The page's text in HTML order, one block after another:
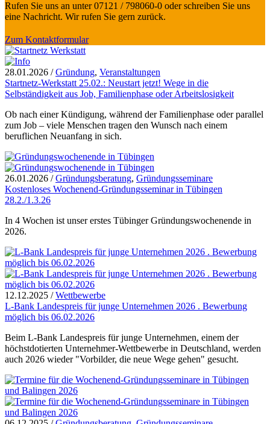
Rufen Sie uns an unter 07121 / 798060-0 oder schreiben Sie uns
eine Nachricht. Wir rufen Sie gern zurück.
Zum Kontaktformular
28.01.2026 /Gründung, Veranstaltungen
Startnetz-Werkstatt 25.02.: Neustart jetzt! Wege in die
Selbständigkeit aus Job, Familienphase oder Arbeitslosigkeit
Ob nach einer Kündigung, während der Familienphase oder parallel
zum Job – viele Menschen tragen den Wunsch nach einem
beruflichen Neuanfang in sich.
26.01.2026 /Gründungsberatung, Gründungsseminare
Kostenloses Wochenend-Gründungsseminar in Tübingen
28.2./1.3.26
In 4 Wochen ist unser erstes Tübinger Gründungswochenende in
2026.
12.12.2025 /Wettbewerbe
L-Bank Landespreis für junge Unternehmen 2026 . Bewerbung
möglich bis 06.02.2026
Beim L-Bank Landespreis für junge Unternehmen, einem der
höchstdotierten Unternehmer-Wettbewerbe in Deutschland, werden
auch 2026 wieder "Vorbilder, die neue Wege gehen" gesucht.